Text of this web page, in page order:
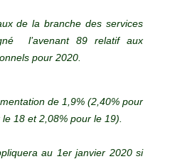
de la branche des services
l’avenant 89 relatif aux
pour 2020.
de 1,9% (2,40% pour
18 et 2,08% pour le 19).
au 1er janvier 2020 si